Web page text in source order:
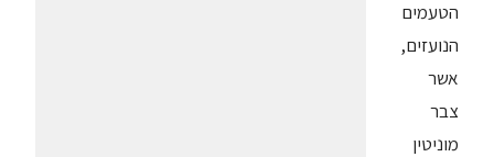
הטעמים
הנועזים,
אשר
צבר
מוניטין